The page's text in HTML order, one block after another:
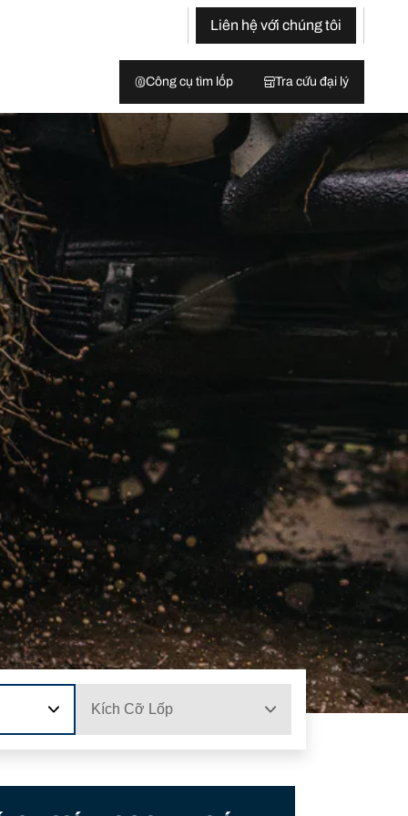
Liên hệ với chúng tôi
Công cụ tìm lốp Tra cứu đại lý
Kích Cỡ Lốp